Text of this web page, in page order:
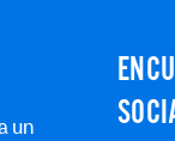
un